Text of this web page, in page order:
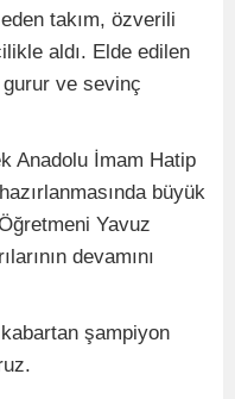
takım, özverili
aldı. Elde edilen
ve sevinç
Anadolu İmam Hatip
büyük
Yavuz
devamını
şampiyon